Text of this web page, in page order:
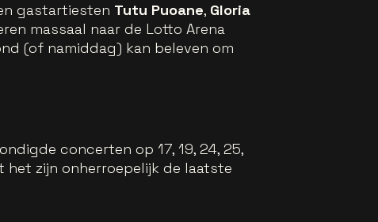
gastartiesten Tutu Puoane, Gloria
massaal naar de Lotto Arena
(of namiddag) kan beleven om
concerten op 17, 19, 24, 25,
het zijn onherroepelijk de laatste